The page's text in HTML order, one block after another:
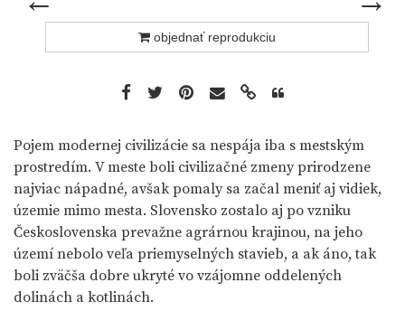
objednať reprodukciu
Pojem modernej civilizácie sa nespája iba s mestským
prostredím. V meste boli civilizačné zmeny prirodzene
najviac nápadné, avšak pomaly sa začal meniť aj vidiek,
územie mimo mesta. Slovensko zostalo aj po vzniku
Československa prevažne agrárnou krajinou, na jeho
území nebolo veľa priemyselných stavieb, a ak áno, tak
boli zväčša dobre ukryté vo vzájomne oddelených
dolinách a kotlinách.